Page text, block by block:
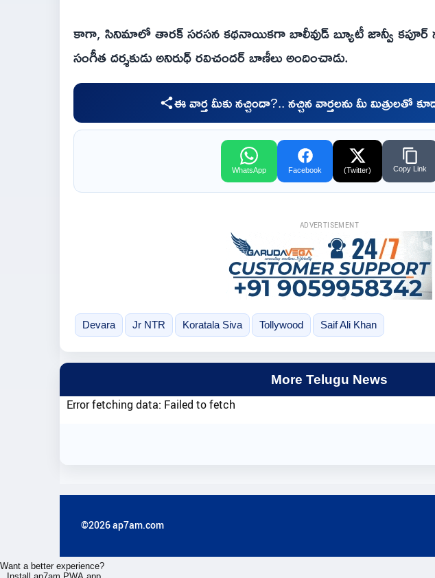
కాగా, సినిమాలో తార‌క్ స‌ర‌స‌న క‌థ‌నాయిక‌గా బాలీవుడ్ బ్యూటీ జాన్వీ క‌పూర్
సంగీత ద‌ర్శ‌కుడు అనిరుధ్ ర‌విచంద‌ర్ బాణీలు అందించాడు.
ఈ వార్త మీకు నచ్చిందా?.. నచ్చిన వార్తలను మీ మిత్రులతో
WhatsApp Facebook (Twitter) Copy Link
ADVERTISEMENT
Devara Jr NTR Koratala Siva Tollywood Saif Ali Khan
More Telugu News
Error fetching data: Failed to fetch
©2026 ap7am.com
Want a better experience?
Install ap7am PWA app